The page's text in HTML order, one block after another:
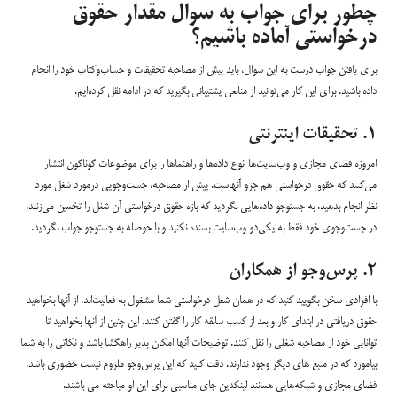
چطور برای جواب به سوال مقدار حقوق
درخواستی آماده باشیم؟
برای یافتن جواب درست به این سوال، باید پیش از مصاحبه تحقیقات و حساب‌وکتاب خود را انجام
داده باشید. برای این کار می‌توانید از منابعی پشتیبانی بگیرید که در ادامه نقل کرده‌ایم.
۱. تحقیقات اینترنتی
امروزه فضای مجازی و وب‌سایت‌ها انواع داده‌ها و راهنماها را برای موضوعات گوناگون انتشار
می‌کنند که حقوق درخواستی هم جزو آنهاست. پیش از مصاحبه، جست‌وجویی درمورد شغل مورد
نظر انجام بدهید. به جستوجو داده‌هایی بگردید که بازه حقوق درخواستی آن شغل را تخمین می‌زنند.
در جست‌وجوی خود فقط به یکی‌دو وب‌سایت بسنده نکنید و با حوصله به جستوجو جواب بگردید.
۲. پرس‌وجو از همکاران
با افرادی سخن بگویید کنید که در همان شغل درخواستی شما مشغول به فعالیت‌اند. از آنها بخواهید
حقوق دریافتی در ابتدای کار و بعد از کسب سابقه کار را گفتن کنند. این چنین از آنها بخواهید تا
توانایی خود از مصاحبه شغلی را نقل کنند. توضیحات آنها امکان پذیر راهگشا باشد و نکاتی را به شما
بیاموزد که در منبع های دیگر وجود ندارند. دقت کنید که این پرس‌وجو ملزوم نیست حضوری باشد.
فضای مجازی و شبکه‌هایی همانند لینکدین جای مناسبی برای این او مباحثه می باشند.